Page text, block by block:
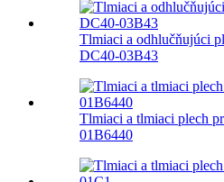
Tlmiaci a odhlučňujúci
DC40-03B43
Tlmiaci a tlmiaci plech
01B6440